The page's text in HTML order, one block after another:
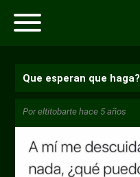
Que esperan que haga?
Poreltitobarte hace 5 años